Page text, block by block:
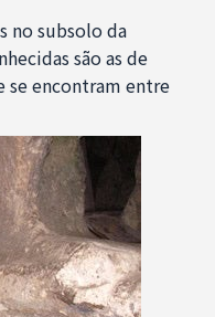
no subsolo da
são as de
se encontram entre